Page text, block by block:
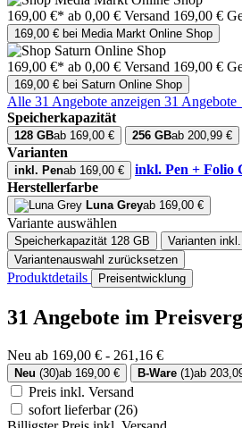
169,00 €* ab 0,00 € Versand 169,00 €
169,00 € bei Media Markt Online Shop
169,00 €* ab 0,00 € Versand 169,00 €
169,00 € bei Saturn Online Shop
Alle 31 Angebote anzeigen 31 Angebote
Speicherkapazität
128 GBab 169,00 € 256 GBab 200,99 €
Varianten
inkl. Penab 169,00 € inkl. Pen + Folio
Herstellerfarbe
Luna Greyab 169,00 €
Variante auswählen
Speicherkapazität 128 GB Varianten
Variantenauswahl zurücksetzen
Produktdetails Preisentwicklung
31 Angebote im
Neu ab 169,00 € - 261,16 €
Neu (30)ab 169,00 € B-Ware (1)ab
Preis inkl. Versand
sofort lieferbar(26)